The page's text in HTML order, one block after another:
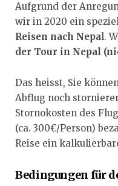
Aufgrund der
wir in 2020 ein
Reisen nach Nepal.
der Tour in Nepal
Das heisst, Sie
Abflug noch
Stornokosten des
(ca. 300€/Person)
Reise ein
Bedingungen für